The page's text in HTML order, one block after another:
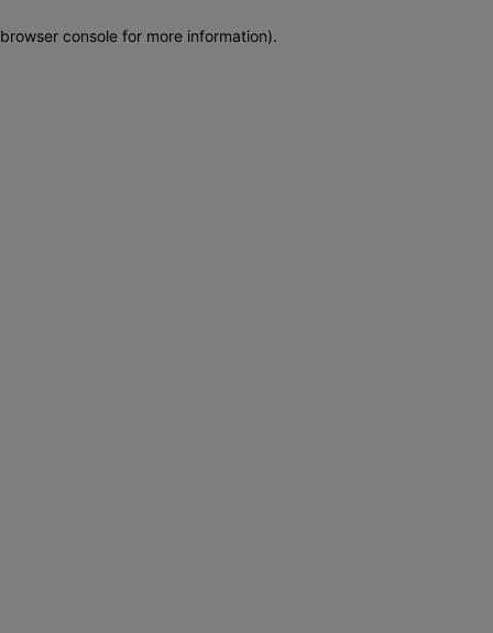
browser console for more information).